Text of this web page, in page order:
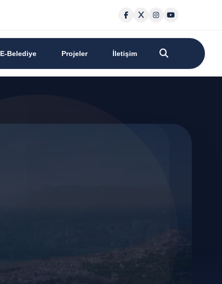
E-Belediye Projeler İletişim